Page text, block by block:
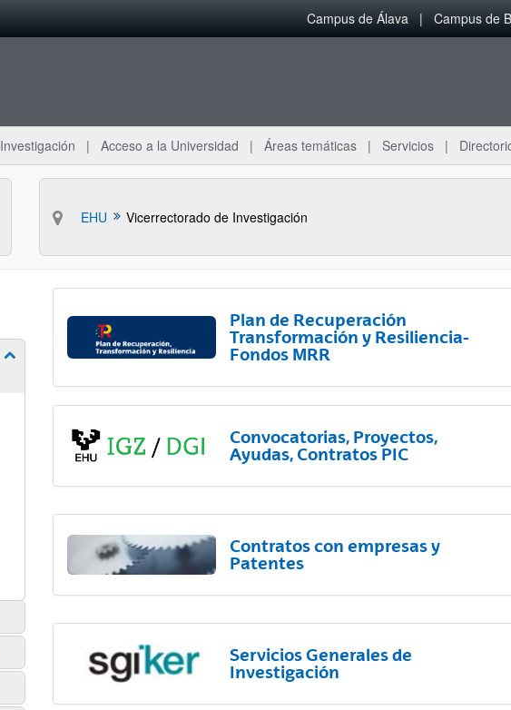
Campus de Álava Campus de
Investigación Acceso a la Universidad Áreas temáticas Servicios
EHU Vicerrectorado de Investigación
Mostrar/ocultar subpáginas
Plan de Recuperación
Transformación y Resiliencia-
Fondos MRR
Convocatorias, Proyectos,
Ayudas, Contratos PIC
Contratos con empresas y
Patentes
Servicios Generales de
Investigación